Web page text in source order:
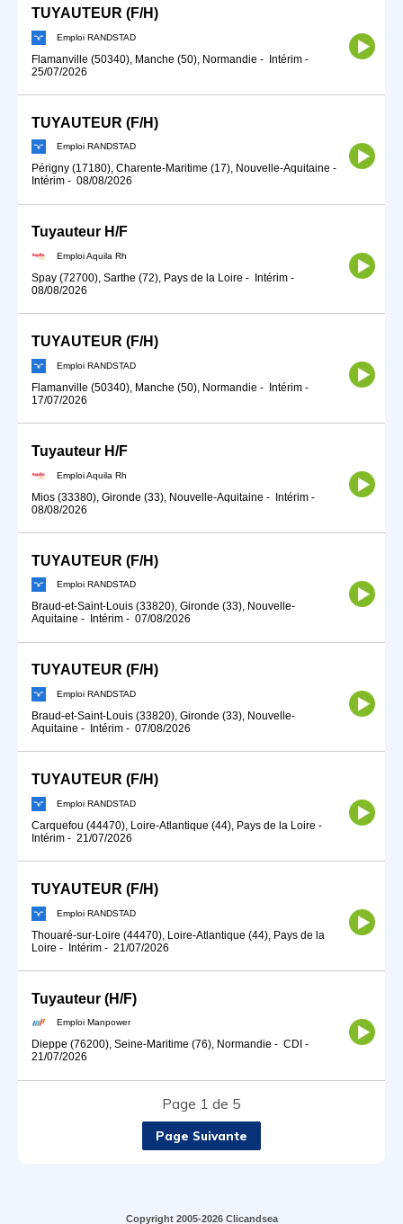
TUYAUTEUR (F/H)
Emploi RANDSTAD
Flamanville (50340), Manche (50), Normandie - Intérim -
25/07/2026
TUYAUTEUR (F/H)
Emploi RANDSTAD
Périgny (17180), Charente-Maritime (17), Nouvelle-Aquitaine -
Intérim - 08/08/2026
Tuyauteur H/F
Emploi Aquila Rh
Spay (72700), Sarthe (72), Pays de la Loire - Intérim -
08/08/2026
TUYAUTEUR (F/H)
Emploi RANDSTAD
Flamanville (50340), Manche (50), Normandie - Intérim -
17/07/2026
Tuyauteur H/F
Emploi Aquila Rh
Mios (33380), Gironde (33), Nouvelle-Aquitaine - Intérim -
08/08/2026
TUYAUTEUR (F/H)
Emploi RANDSTAD
Braud-et-Saint-Louis (33820), Gironde (33), Nouvelle-
Aquitaine - Intérim - 07/08/2026
TUYAUTEUR (F/H)
Emploi RANDSTAD
Braud-et-Saint-Louis (33820), Gironde (33), Nouvelle-
Aquitaine - Intérim - 07/08/2026
TUYAUTEUR (F/H)
Emploi RANDSTAD
Carquefou (44470), Loire-Atlantique (44), Pays de la Loire -
Intérim - 21/07/2026
TUYAUTEUR (F/H)
Emploi RANDSTAD
Thouaré-sur-Loire (44470), Loire-Atlantique (44), Pays de la
Loire - Intérim - 21/07/2026
Tuyauteur (H/F)
Emploi Manpower
Dieppe (76200), Seine-Maritime (76), Normandie - CDI -
21/07/2026
Page 1 de 5
Page Suivante
Copyright 2005-2026 Clicandsea